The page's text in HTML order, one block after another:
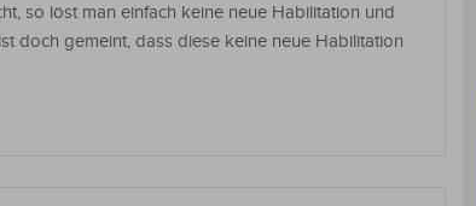
so löst man einfach keine neue Habilitation und
doch gemeint, dass diese keine neue Habilitation